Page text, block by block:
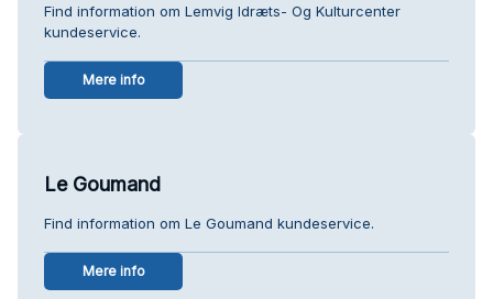
Find information om Lemvig Idræts- Og Kulturcenter
kundeservice.
Mere info
Le Goumand
Find information om Le Goumand kundeservice.
Mere info